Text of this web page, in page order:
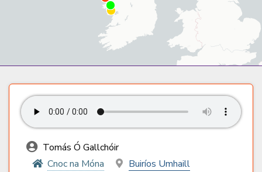
Tomás Ó Gallchóir
Cnoc na Móna
Buiríos Umhaill